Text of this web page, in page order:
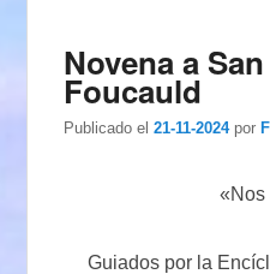
Novena a
Foucauld
Publicado el 21-11-2024 por
«Nos
Guiados por la